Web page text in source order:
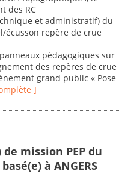
des RC
et administratif) du
écusson repère de crue
pédagogiques sur
des repères de crue
grand public « Pose
]
de mission PEP du
à ANGERS